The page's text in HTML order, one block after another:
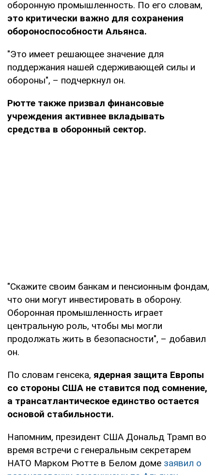
оборонную промышленность. По его словам,
это критически важно для сохранения
обороноспособности Альянса.
"Это имеет решающее значение для
поддержания нашей сдерживающей силы и
обороны", – подчеркнул он.
Рютте также призвал финансовые
учреждения активнее вкладывать
средства в оборонный сектор.
"Скажите своим банкам и пенсионным фондам,
что они могут инвестировать в оборону.
Оборонная промышленность играет
центральную роль, чтобы мы могли
продолжать жить в безопасности", – добавил
он.
По словам генсека, ядерная защита Европы
со стороны США не ставится под сомнение,
а трансатлантическое единство остается
основой стабильности.
Напомним, президент США Дональд Трамп во
время встречи с генеральным секретарем
НАТО Марком Рютте в Белом доме заявил о